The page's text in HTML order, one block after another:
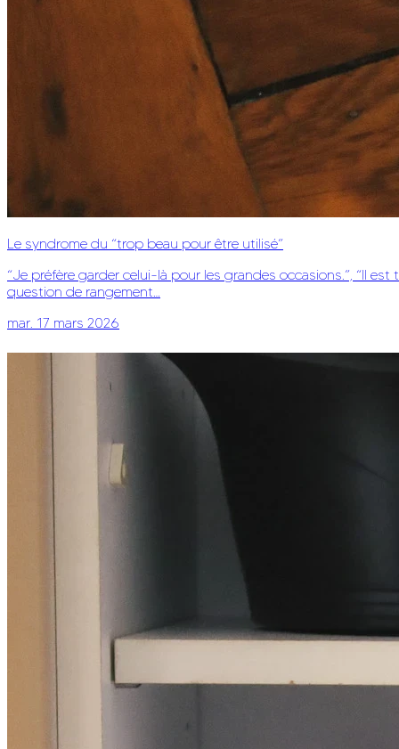
Le syndrome du “trop beau pour être utilisé”
“Je préfère garder celui-là pour les grandes occasions.”, “Il
question de rangement…
mar. 17 mars 2026